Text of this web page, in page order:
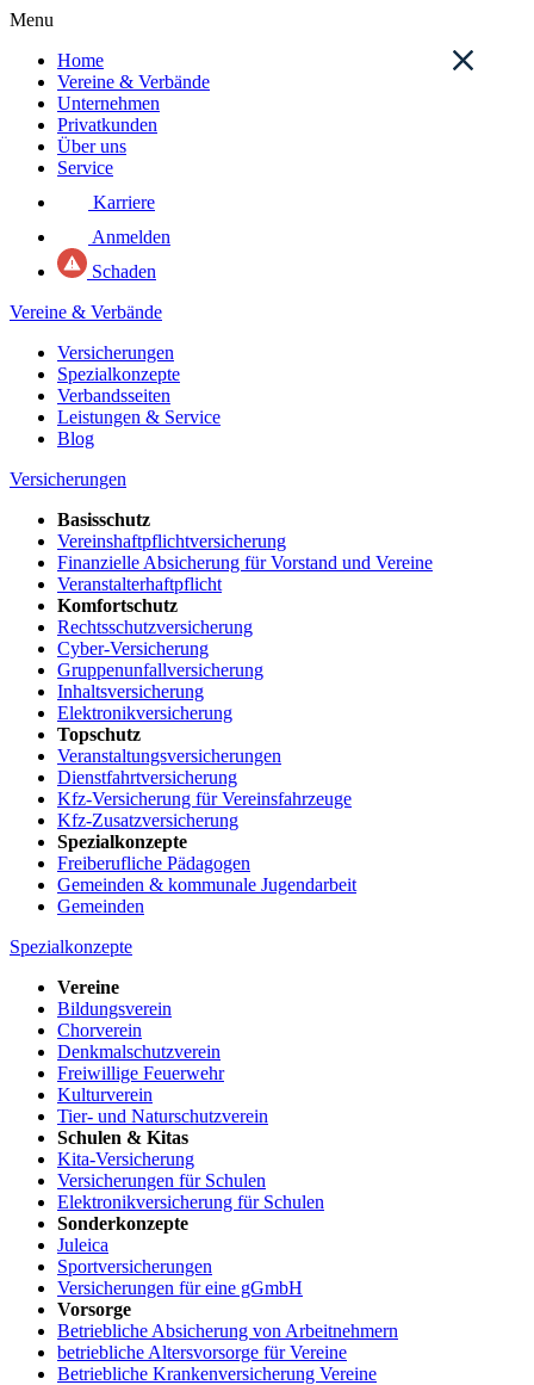
Menu
Home
Vereine & Verbände
Unternehmen
Privatkunden
Über uns
Service
Karriere
Anmelden
Schaden
Vereine & Verbände
Versicherungen
Spezialkonzepte
Verbandsseiten
Leistungen & Service
Blog
Versicherungen
Basisschutz
Vereinshaftpflichtversicherung
Finanzielle Absicherung für Vorstand und Vereine
Veranstalterhaftpflicht
Komfortschutz
Rechtsschutzversicherung
Cyber-Versicherung
Gruppenunfallversicherung
Inhaltsversicherung
Elektronikversicherung
Topschutz
Veranstaltungsversicherungen
Dienstfahrtversicherung
Kfz-Versicherung für Vereinsfahrzeuge
Kfz-Zusatzversicherung
Spezialkonzepte
Freiberufliche Pädagogen
Gemeinden & kommunale Jugendarbeit
Gemeinden
Spezialkonzepte
Vereine
Bildungsverein
Chorverein
Denkmalschutzverein
Freiwillige Feuerwehr
Kulturverein
Tier- und Naturschutzverein
Schulen & Kitas
Kita-Versicherung
Versicherungen für Schulen
Elektronikversicherung für Schulen
Sonderkonzepte
Juleica
Sportversicherungen
Versicherungen für eine gGmbH
Vorsorge
Betriebliche Absicherung von Arbeitnehmern
betriebliche Altersvorsorge für Vereine
Betriebliche Krankenversicherung Vereine